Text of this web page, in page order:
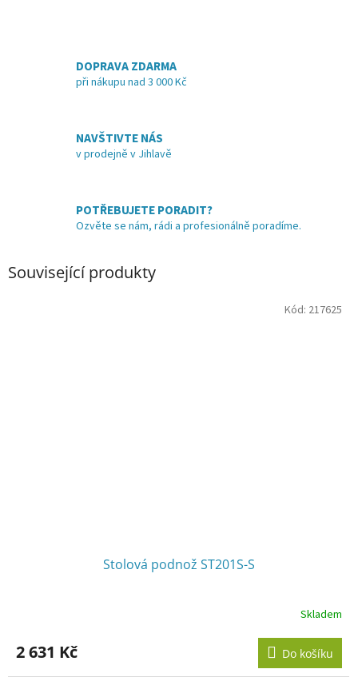
DOPRAVA ZDARMA
při nákupu nad 3 000 Kč
NAVŠTIVTE NÁS
v prodejně v Jihlavě
POTŘEBUJETE PORADIT?
Ozvěte se nám, rádi a profesionálně poradíme.
Související produkty
Stolová podnož ST201S-S
Skladem
2 631 Kč Do košíku
Kód: 217625